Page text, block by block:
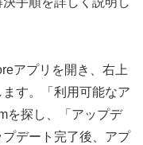
アプリを開き、右上
す。「利用可能なア
を探し、「アップデ
デート完了後、アプ